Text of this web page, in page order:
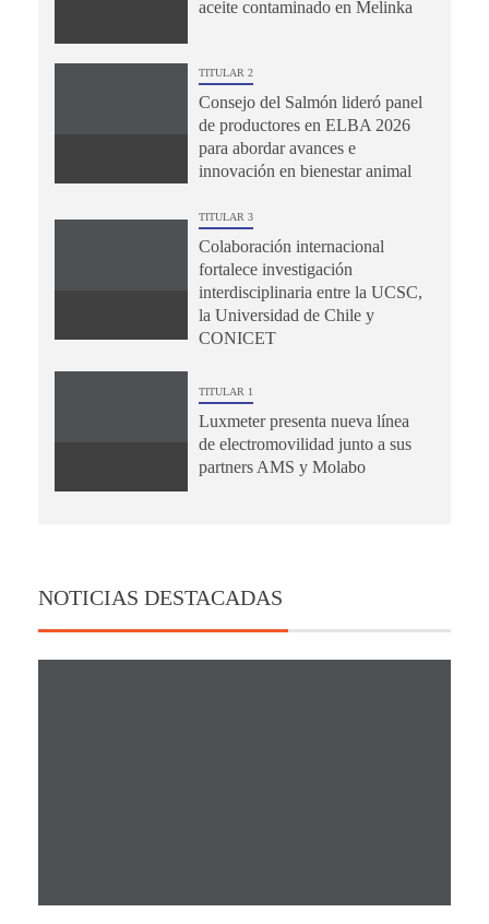
aceite contaminado en Melinka
TITULAR 2
Consejo del Salmón lideró panel
de productores en ELBA 2026
para abordar avances e
innovación en bienestar animal
TITULAR 3
Colaboración internacional
fortalece investigación
interdisciplinaria entre la UCSC,
la Universidad de Chile y
CONICET
TITULAR 1
Luxmeter presenta nueva línea
de electromovilidad junto a sus
partners AMS y Molabo
NOTICIAS DESTACADAS